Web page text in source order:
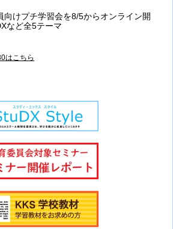
向けプチ学習会を8/5からオンライン開
など全5テーマ
はこちら